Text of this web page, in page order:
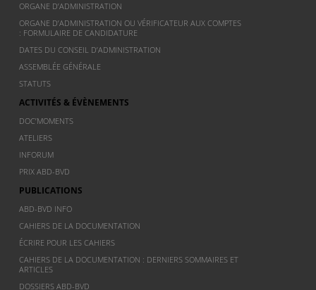
ORGANE D’ADMINISTRATION
ORGANE D’ADMINISTRATION OU VÉRIFICATEUR AUX COMPTES
: FORMULAIRE DE CANDIDATURE
DATES DU CONSEIL D’ADMINISTRATION
ASSEMBLÉE GÉNÉRALE
STATUTS
ACTIVITÉS & ÉVÈNEMENTS
DOC’MOMENTS
ATELIERS
INFORUM
PRIX ABD-BVD
PUBLICATIONS
ABD-BVD INFO
CAHIERS DE LA DOCUMENTATION
ÉCRIRE POUR LES CAHIERS
CAHIERS DE LA DOCUMENTATION : DERNIERS SOMMAIRES ET
ARTICLES
DOSSIERS ABD-BVD